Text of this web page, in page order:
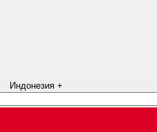
Индонезия +